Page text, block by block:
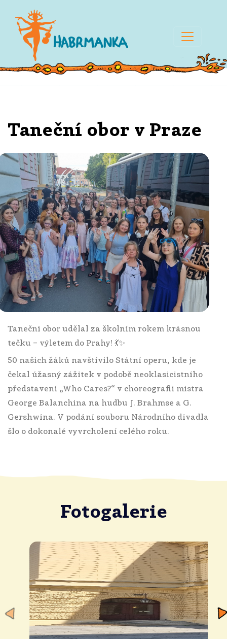
Taneční obor v Praze
Taneční obor udělal za školním rokem krásnou
tečku – výletem do Prahy! 💃✨
50 našich žáků navštívilo Státní operu, kde je
čekal úžasný zážitek v podobě neoklasicistního
představení „Who Cares?“ v choreografii mistra
George Balanchina na hudbu J. Brahmse a G.
Gershwina. V podání souboru Národního divadla
šlo o dokonalé vyvrcholení celého roku.
Fotogalerie